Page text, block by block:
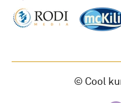
© Cool